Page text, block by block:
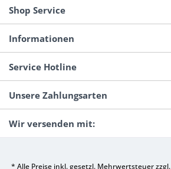
Shop Service
Informationen
Service Hotline
Unsere Zahlungsarten
Wir versenden mit:
* Alle Preise inkl. gesetzl. Mehrwertsteuer zzgl.